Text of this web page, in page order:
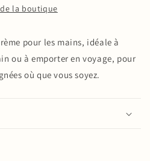
la boutique
pour les mains, idéale à
ou à emporter en voyage, pour
où que vous soyez.